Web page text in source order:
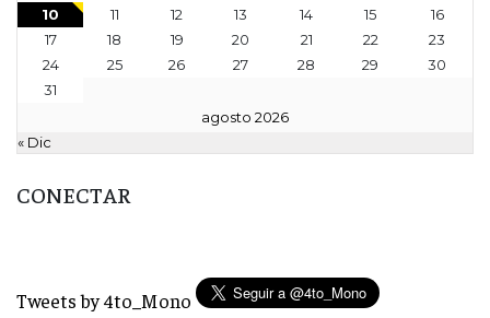
agosto 2026
10
11 12 13 14 15
16
17
18 19 20 21 22
23
24
25 26 27 28 29
30
31
« Dic
CONECTAR
Tweets by 4to_Mono